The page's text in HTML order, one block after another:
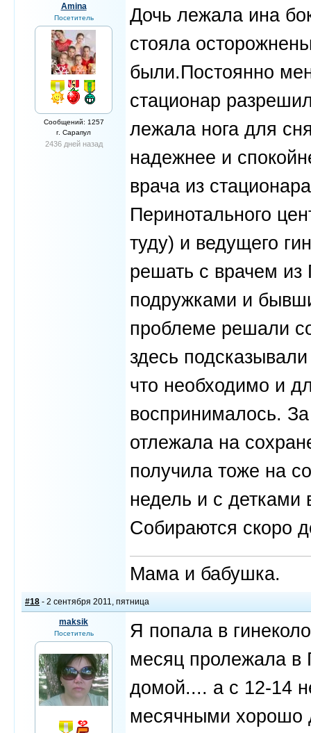
Amina
Посетитель
Сообщений: 1257
г. Сарапул
2436 дней назад
Дочь лежала ина
стояла
были.Постоянно
стационар
лежала нога для
надежнее и
врача из
Перинотального
туду) и ведущего
решать с врачем
подружками и
проблеме решали
здесь
что необходимо и
воспринималось.
отлежала на
получила тоже на
недель и с
Собираются скоро
Мама и бабушка.
#18 - 2 сентября 2011, пятница
maksik
Посетитель
Я попала в
месяц пролежала в
домой.... а с 12-14
месячными хорошо